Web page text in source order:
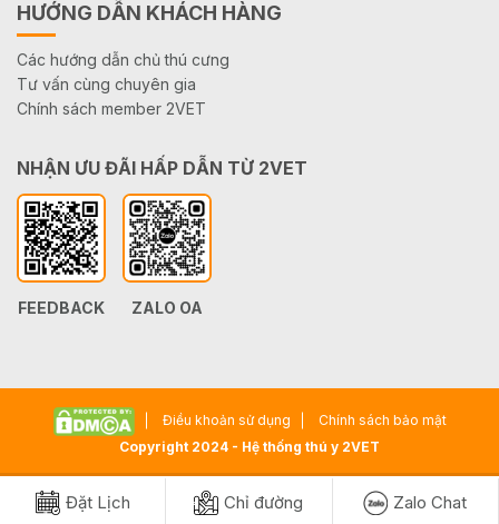
HƯỚNG DẪN KHÁCH HÀNG
Các hướng dẫn chủ thú cưng
Tư vấn cùng chuyên gia
Chính sách member 2VET
NHẬN ƯU ĐÃI HẤP DẪN TỪ 2VET
FEEDBACK ZALO OA
Điều khoản sử dụng
Chính sách bảo mật
Copyright 2024 - Hệ thống thú y 2VET
Đặt Lịch Chỉ đường Zalo Chat